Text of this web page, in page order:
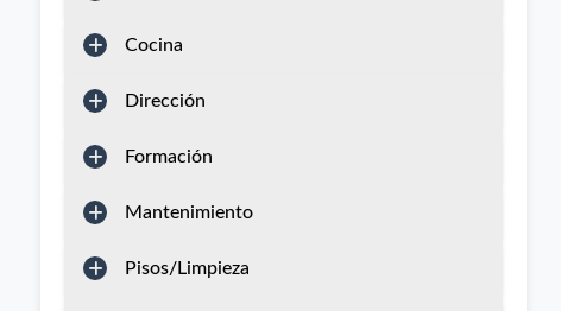
Cocina
Dirección
Formación
Mantenimiento
Pisos/Limpieza